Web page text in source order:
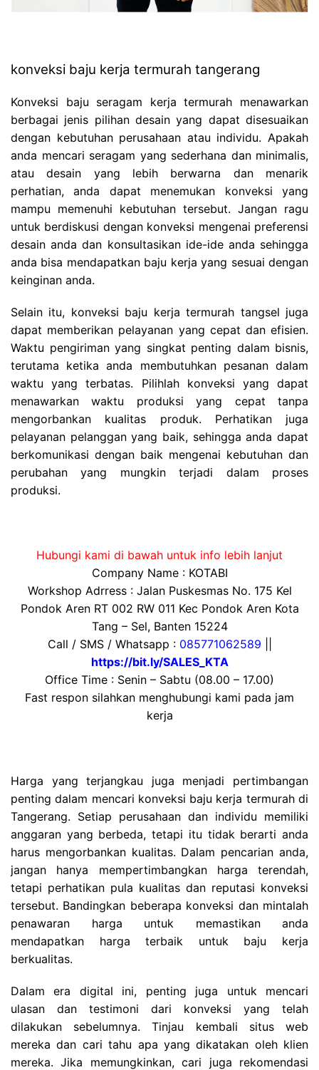
konveksi baju kerja termurah tangerang
Konveksi baju seragam kerja termurah menawarkan
berbagai jenis pilihan desain yang dapat disesuaikan
dengan kebutuhan perusahaan atau individu. Apakah
anda mencari seragam yang sederhana dan minimalis,
atau desain yang lebih berwarna dan menarik
perhatian, anda dapat menemukan konveksi yang
mampu memenuhi kebutuhan tersebut. Jangan ragu
untuk berdiskusi dengan konveksi mengenai preferensi
desain anda dan konsultasikan ide-ide anda sehingga
anda bisa mendapatkan baju kerja yang sesuai dengan
keinginan anda.
Selain itu, konveksi baju kerja termurah tangsel juga
dapat memberikan pelayanan yang cepat dan efisien.
Waktu pengiriman yang singkat penting dalam bisnis,
terutama ketika anda membutuhkan pesanan dalam
waktu yang terbatas. Pilihlah konveksi yang dapat
menawarkan waktu produksi yang cepat tanpa
mengorbankan kualitas produk. Perhatikan juga
pelayanan pelanggan yang baik, sehingga anda dapat
berkomunikasi dengan baik mengenai kebutuhan dan
perubahan yang mungkin terjadi dalam proses
produksi.
Hubungi kami di bawah untuk info lebih lanjut
Company Name : KOTABI
Workshop Adrress : Jalan Puskesmas No. 175 Kel
Pondok Aren RT 002 RW 011 Kec Pondok Aren Kota
Tang – Sel, Banten 15224
Call / SMS / Whatsapp : 085771062589
https://bit.ly/SALES_KTA
Office Time : Senin – Sabtu (08.00 – 17.00)
Fast respon silahkan menghubungi kami pada jam
kerja
Harga yang terjangkau juga menjadi pertimbangan
penting dalam mencari konveksi baju kerja termurah di
Tangerang. Setiap perusahaan dan individu memiliki
anggaran yang berbeda, tetapi itu tidak berarti anda
harus mengorbankan kualitas. Dalam pencarian anda,
jangan hanya mempertimbangkan harga terendah,
tetapi perhatikan pula kualitas dan reputasi konveksi
tersebut. Bandingkan beberapa konveksi dan mintalah
penawaran harga untuk memastikan anda
mendapatkan harga terbaik untuk baju kerja
berkualitas.
Dalam era digital ini, penting juga untuk mencari
ulasan dan testimoni dari konveksi yang telah
dilakukan sebelumnya. Tinjau kembali situs web
mereka dan cari tahu apa yang dikatakan oleh klien
mereka. Jika memungkinkan, cari juga rekomendasi